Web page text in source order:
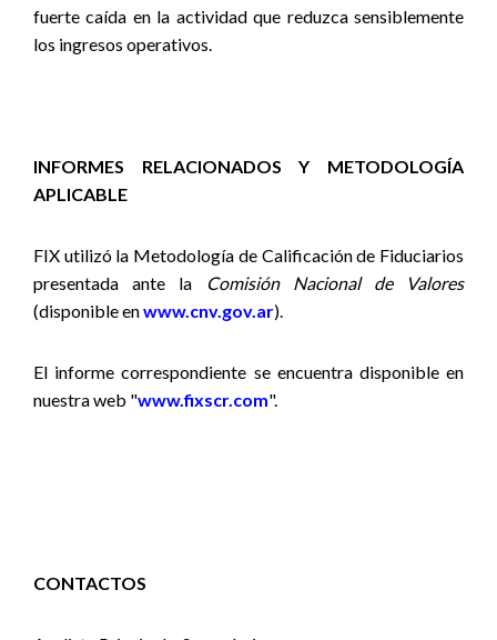
fuerte caída en la actividad que reduzca sensiblemente
los ingresos operativos.
INFORMES RELACIONADOS Y METODOLOGÍA
APLICABLE
FIX utilizó la Metodología de Calificación de Fiduciarios
presentada ante la
Comisión Nacional de Valores
(disponible enwww.cnv.gov.ar).
El informe correspondiente se encuentra disponible en
nuestra web "www.fixscr.com".
CONTACTOS